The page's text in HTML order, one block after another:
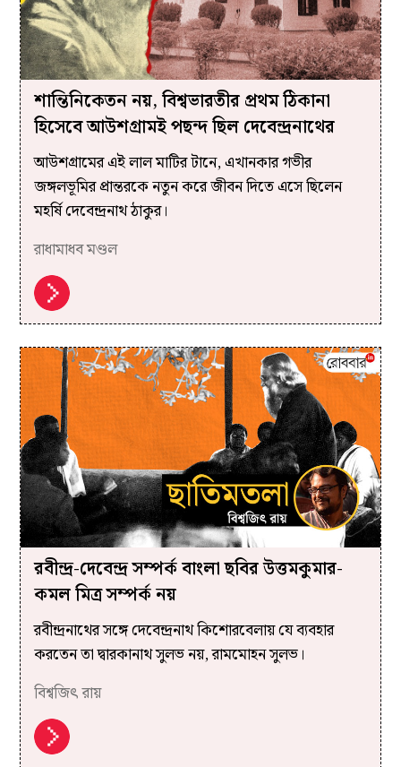
শান্তিনিকেতন নয়, বিশ্বভারতীর প্রথম ঠিকানা
হিসেবে আউশগ্রামই পছন্দ ছিল দেবেন্দ্রনাথের
আউশগ্রামের এই লাল মাটির টানে, এখানকার গভীর
জঙ্গলভূমির প্রান্তরকে নতুন করে জীবন দিতে এসে ছিলেন
মহর্ষি দেবেন্দ্রনাথ ঠাকুর।
রাধামাধব মণ্ডল
রবীন্দ্র-দেবেন্দ্র সম্পর্ক বাংলা ছবির উত্তমকুমার-
কমল মিত্র সম্পর্ক নয়
রবীন্দ্রনাথের সঙ্গে দেবেন্দ্রনাথ কিশোরবেলায় যে ব্যবহার
করতেন তা দ্বারকানাথ সুলভ নয়, রামমোহন সুলভ।
বিশ্বজিৎ রায়